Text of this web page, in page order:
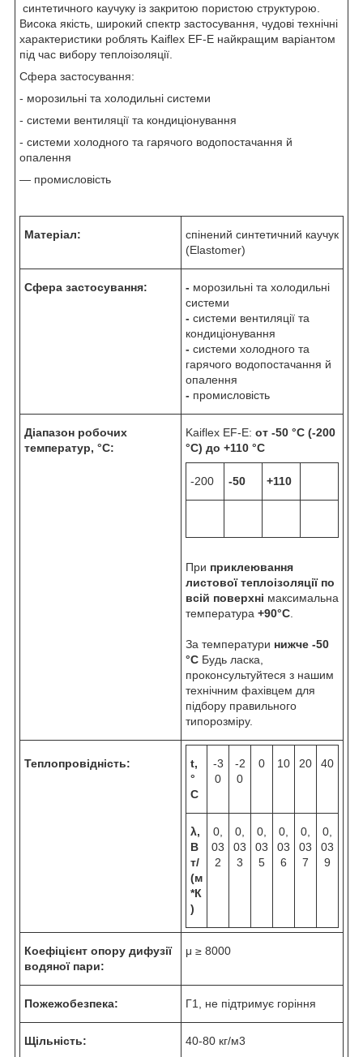
синтетичного каучуку із закритою пористою структурою.
Висока якість, широкий спектр застосування, чудові технічні
характеристики роблять Kaiflex EF-E найкращим варіантом
під час вибору теплоізоляції.
Сфера застосування:
- морозильні та холодильні системи
- системи вентиляції та кондиціонування
- системи холодного та гарячого водопостачання й
опалення
— промисловість
Матеріал:
спінений синтетичний каучук
(Elastomer)
Сфера застосування: - морозильні та холодильні
системи
- системи вентиляції та
кондиціонування
- системи холодного та
гарячого водопостачання й
опалення
- промисловість
Діапазон робочих
температур, °C:
Kaiflex EF-E: от -50 °C (-200
°C) до +110 °C
-200 -50 +110
При приклеювання
листової теплоізоляції по
всій поверхні максимальна
температура +90°C
За температури нижче -50
°C Будь ласка,
проконсультуйтеся з нашим
технічним фахівцем для
підбору правильного
типорозміру.
Теплопровідність:
t,
°
C
-3
0
-2
0
0 10 20 40
λ,
В
т/
(м
*К
)
0,
03
2
0,
03
3
0,
03
5
0,
03
6
0,
03
7
0,
03
9
Коефіцієнт опору дифузії
водяної пари:
μ ≥ 8000
Пожежобезпека: Г1, не підтримує горіння
Щільність: 40-80 кг/м3